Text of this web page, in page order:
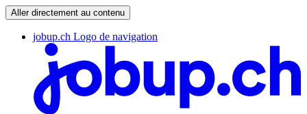
Aller directement au contenu
jobup.ch Logo de navigation